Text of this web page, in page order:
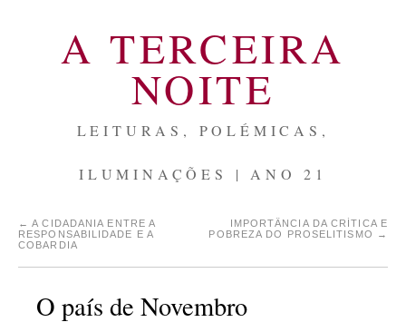
A TERCEIRA
NOITE
LEITURAS, POLÉMICAS,
ILUMINAÇÕES | ANO 21
← A CIDADANIA ENTRE A
RESPONSABILIDADE E A
COBARDIA
IMPORTÂNCIA DA CRÍTICA E
POBREZA DO PROSELITISMO
→
O país de Novembro